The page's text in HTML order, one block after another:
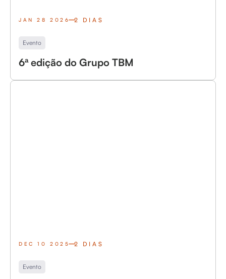
JAN 28 2026 2 DIAS
Evento
6ª edição do Grupo TBM
DEC 10 2025 2 DIAS
Evento